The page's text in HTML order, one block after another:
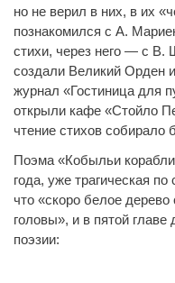
но не верил в них, в их
познакомился с А.
стихи, через него — с
создали Великий Орден
журнал «Гостиница для
открыли кафе «Стойло
чтение стихов
Поэма «Кобыльи
года, уже трагическая
что «скоро белое
головы», и в пятой
поэзии: